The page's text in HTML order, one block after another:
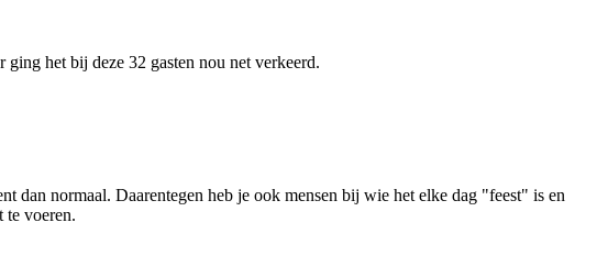
het bij deze 32 gasten nou net verkeerd.
dan normaal. Daarentegen heb je ook mensen bij wie het elke dag "feest" is en
te voeren.